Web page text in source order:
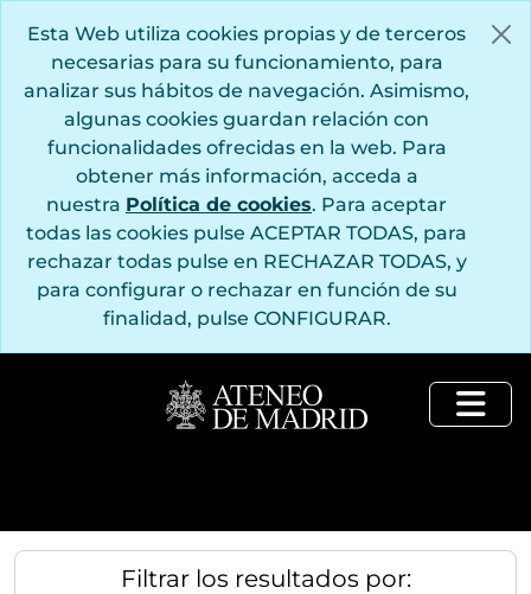
Esta Web utiliza cookies propias y de terceros
necesarias para su funcionamiento, para
analizar sus hábitos de navegación. Asimismo,
algunas cookies guardan relación con
funcionalidades ofrecidas en la web. Para
obtener más información, acceda a
nuestra Política de cookies. Para aceptar
todas las cookies pulse ACEPTAR TODAS, para
rechazar todas pulse en RECHAZAR TODAS, y
para configurar o rechazar en función de su
finalidad, pulse CONFIGURAR.
Filtrar los resultados por: